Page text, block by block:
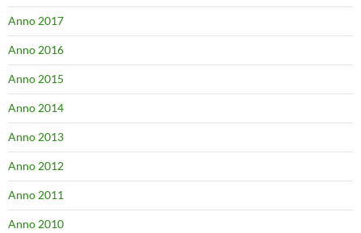
Anno 2017
Anno 2016
Anno 2015
Anno 2014
Anno 2013
Anno 2012
Anno 2011
Anno 2010